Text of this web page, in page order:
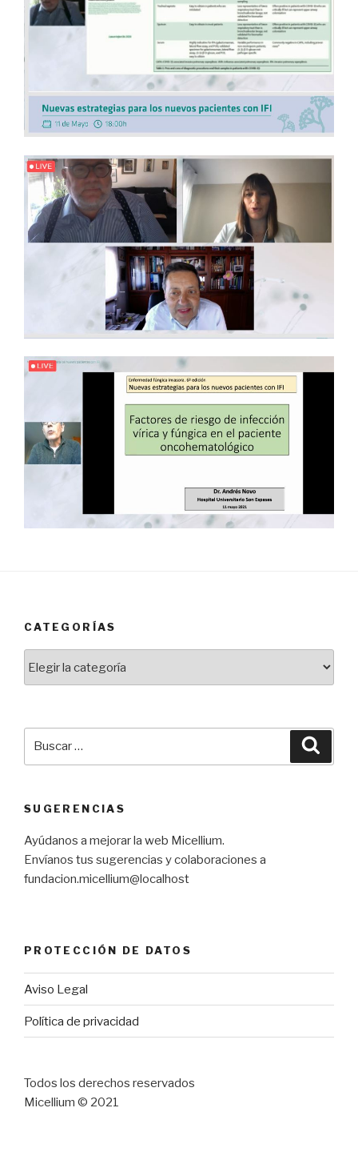
CATEGORÍAS
SUGERENCIAS
Ayúdanos a mejorar la web Micellium.
Envíanos tus sugerencias y colaboraciones a
fundacion.micellium@localhost
PROTECCIÓN DE DATOS
Aviso Legal
Política de privacidad
Todos los derechos reservados
Micellium © 2021